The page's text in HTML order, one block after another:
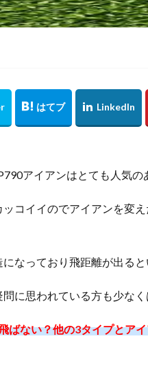
アイアンはとても人気の
コイイのでアイアンを変
なっており飛距離が出ると
に思われている方も少なく
ばない？他の3タイプとア